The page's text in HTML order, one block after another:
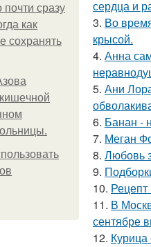
сразу
как
сохранять
сердца и
3. Во
крысой.
4. Анна
5. Ани
6. Банан -
7. Меган
8. Любовь
9.
10. Рецепт
11. В
сентябре
12. Курица